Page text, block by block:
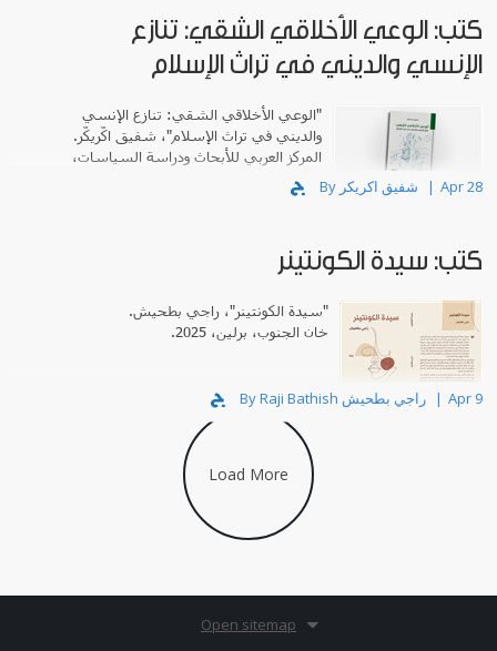
كتب: الوعي الأخلاقي الشقي: تنازع
الإنسي والديني في تراث الإسلام
"الوعي الأخلاقي الشقي: تنازع الإنسي
والديني في تراث الإسلام"، شفيق اكّريكّر.
المركز العربي للأبحاث ودراسة السياسات،
بيروت، 2025.
Apr 28
كتب: سيدة الكونتينر
"سيدة الكونتينر"، راجي بطحيش.
خان الجنوب، برلين، 2025.
Apr 9
Load More
Open sitemap